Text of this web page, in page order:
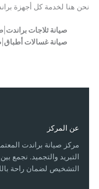
نحن هنا لخدمة كل أجهزة
صيانة ثلاجات براندت
صيانة غسالات أطباق|
عن المركز
مركز صيانة براندت
التبريد والتجميد. نجمع
التشخيص لضمان راحة